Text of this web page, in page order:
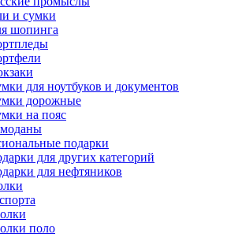
и сумки
шопинга
для ноутбуков и документов
дорожные
на пояс
подарки
для других категорий
для нефтяников
поло